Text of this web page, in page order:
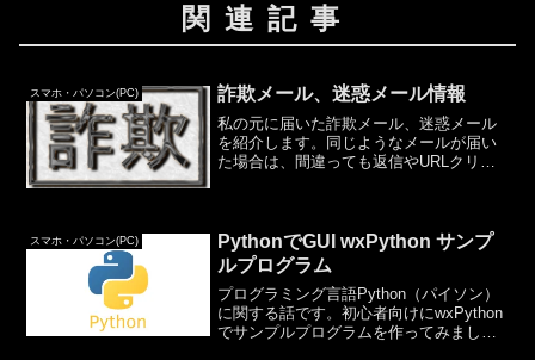
関連記事
スマホ・パソコン(PC) 詐欺メール、迷惑メール情報
私の元に届いた詐欺メール、迷惑メール
を紹介します。同じようなメールが届い
た場合は、間違っても返信やURLクリッ
ったらしたいな/...
スマホ・パソコン(PC)
PythonでGUI wxPython サンプ
ルプログラム
プログラミング言語Python（パイソン）
に関する話です。初心者向けにwxPython
でサンプルプログラムを作ってみまし